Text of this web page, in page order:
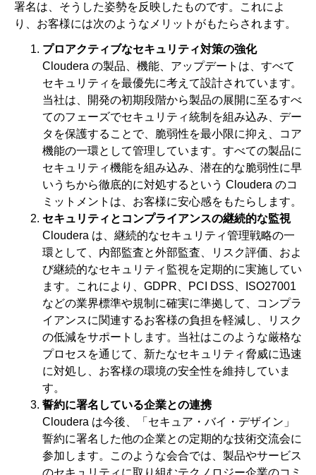
署名は、そうした姿勢を反映したものです。これによ
り、お客様には次のようなメリットがもたらされます。
プロアクティブなセキュリティ対策の強化
Cloudera の製品、機能、アップデートは、すべて
セキュリティを最優先に考えて設計されています。
当社は、開発の初期段階から製品の展開に至るすべ
てのフェーズでセキュリティ統制を組み込み、デー
タを保護することで、脆弱性を最小限に抑え、コア
機能の一環として管理しています。すべての製品に
セキュリティ機能を組み込み、潜在的な脆弱性に早
いうちから徹底的に対処するという Cloudera のコ
ミットメントは、お客様に安心感をもたらします。
セキュリティとコンプライアンスの継続的な監視
Cloudera は、継続的なセキュリティ管理戦略の一
環として、内部監査と外部監査、リスク評価、およ
び継続的なセキュリティ監視を定期的に実施してい
ます。これにより、GDPR、PCI DSS、ISO27001
などの業界標準や規制に確実に準拠して、コンプラ
イアンスに関連するお客様の負担を軽減し、リスク
の低減をサポートします。当社はこのような厳格な
プロセスを通じて、新たなセキュリティ脅威に迅速
に対処し、お客様の環境の安全性を維持していま
す。
誓約に署名している企業との連携
Cloudera は今後、「セキュア・バイ・デザイン」
誓約に署名した他の企業との定期的な技術交流会に
参加します。このような会合では、製品やサービス